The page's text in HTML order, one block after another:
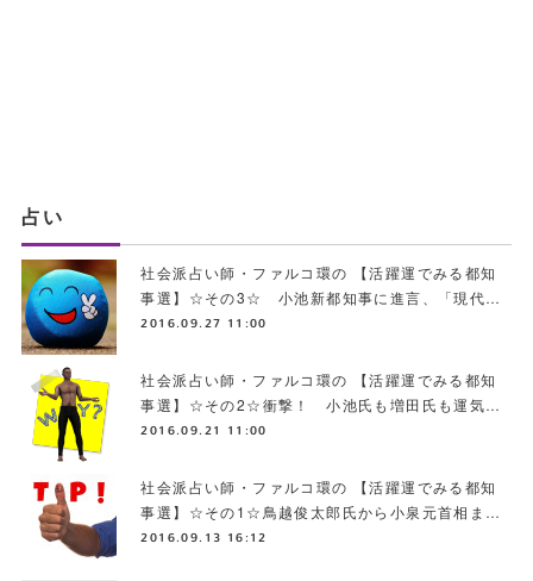
占い
社会派占い師・ファルコ環の 【活躍運でみる都知
事選】☆その3☆ 小池新都知事に進言、「現代…
2016.09.27 11:00
社会派占い師・ファルコ環の 【活躍運でみる都知
事選】☆その2☆衝撃！ 小池氏も増田氏も運気…
2016.09.21 11:00
社会派占い師・ファルコ環の 【活躍運でみる都知
事選】☆その1☆鳥越俊太郎氏から小泉元首相ま…
2016.09.13 16:12